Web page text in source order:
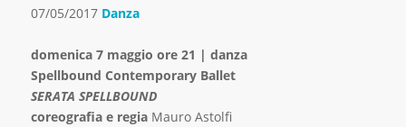
07/05/2017 Danza
domenica 7 maggio ore 21 | danza
Spellbound Contemporary Ballet
SERATA SPELLBOUND
coreografia e regiaMauro Astolfi